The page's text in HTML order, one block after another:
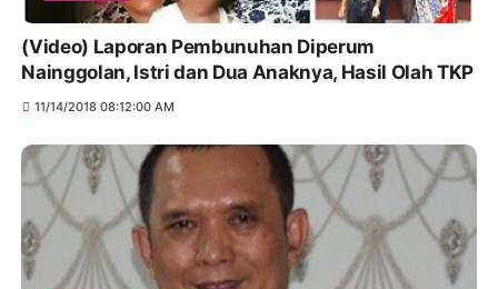
(Video) Laporan Pembunuhan Diperum
Nainggolan, Istri dan Dua Anaknya, Hasil Olah TKP
11/14/2018 08:12:00 AM